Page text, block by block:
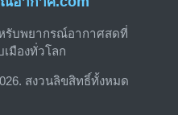
รับพยากรณ์อากาศสดที่
มืองทั่วโลก
สงวนลิขสิทธิ์ทั้งหมด